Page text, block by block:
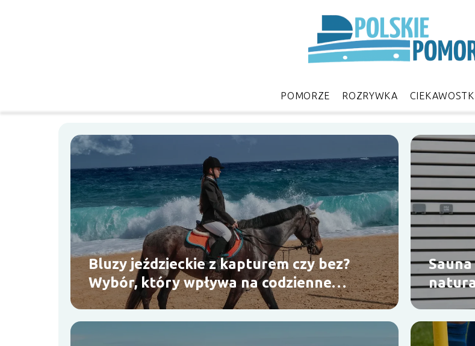
POMORZE ROZRYWKA
Bluzy jeździeckie z kapturem czy bez?
Wybór, który wpływa na codzienne
użytkowanie